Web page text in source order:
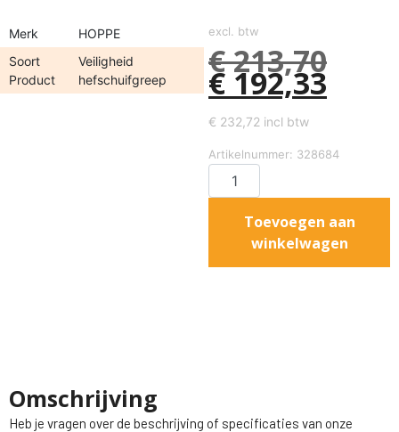
Merk
HOPPE
Soort
Product
Veiligheid
hefschuifgreep
excl. btw
€213,70
€ 192,33
€ 232,72 incl btw
Artikelnummer: 328684
Toevoegen aan
winkelwagen
Omschrijving
Heb je vragen over de beschrijving of specificaties van onze